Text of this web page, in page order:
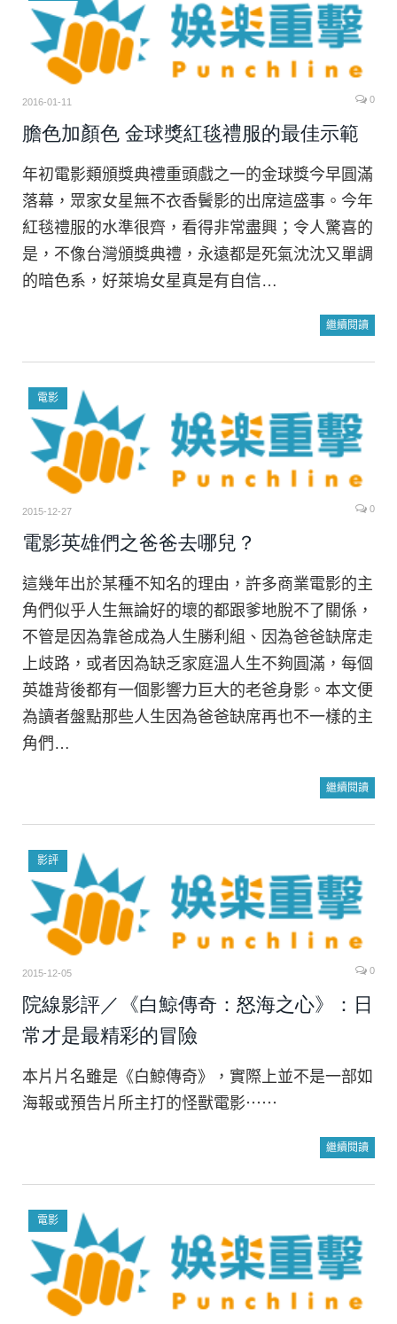
2016-01-11 0
膽色加顏色 金球獎紅毯禮服的最佳示範
年初電影類頒獎典禮重頭戲之一的金球獎今早圓滿
落幕，眾家女星無不衣香鬢影的出席這盛事。今年
紅毯禮服的水準很齊，看得非常盡興；令人驚喜的
是，不像台灣頒獎典禮，永遠都是死氣沈沈又單調
的暗色系，好萊塢女星真是有自信…
繼續閱讀
電影
2015-12-27 0
電影英雄們之爸爸去哪兒？
這幾年出於某種不知名的理由，許多商業電影的主
角們似乎人生無論好的壞的都跟爹地脫不了關係，
不管是因為靠爸成為人生勝利組、因為爸爸缺席走
上歧路，或者因為缺乏家庭溫人生不夠圓滿，每個
英雄背後都有一個影響力巨大的老爸身影。本文便
為讀者盤點那些人生因為爸爸缺席再也不一樣的主
角們…
繼續閱讀
影評
2015-12-05 0
院線影評／《白鯨傳奇：怒海之心》：日
常才是最精彩的冒險
本片片名雖是《白鯨傳奇》，實際上並不是一部如
海報或預告片所主打的怪獸電影⋯⋯
繼續閱讀
電影